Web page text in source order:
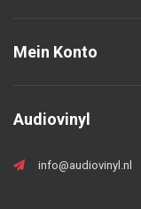
Mein Konto
Audiovinyl
info@audiovinyl.nl